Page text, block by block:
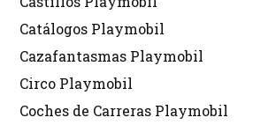
Catálogos Playmobil
Cazafantasmas Playmobil
Circo Playmobil
Coches de Carreras Playmobil